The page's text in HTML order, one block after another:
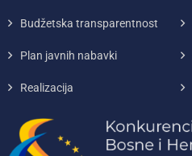
Budžetska transparentnost
Plan javnih nabavki
Realizacija